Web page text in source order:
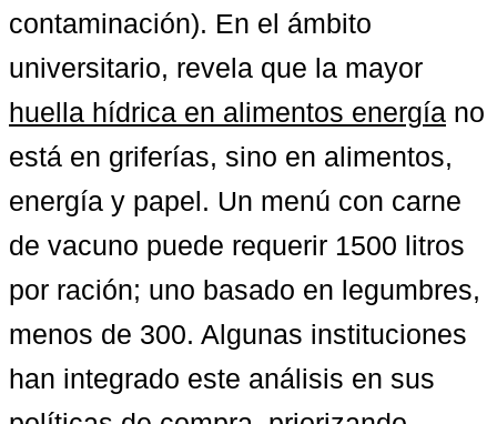
contaminación). En el ámbito
huella hídrica en alimentos energía no
está en griferías, sino en alimentos,
energía y papel. Un menú con carne
de vacuno puede requerir 1500 litros
por ración; uno basado en legumbres,
menos de 300. Algunas instituciones
han integrado este análisis en sus